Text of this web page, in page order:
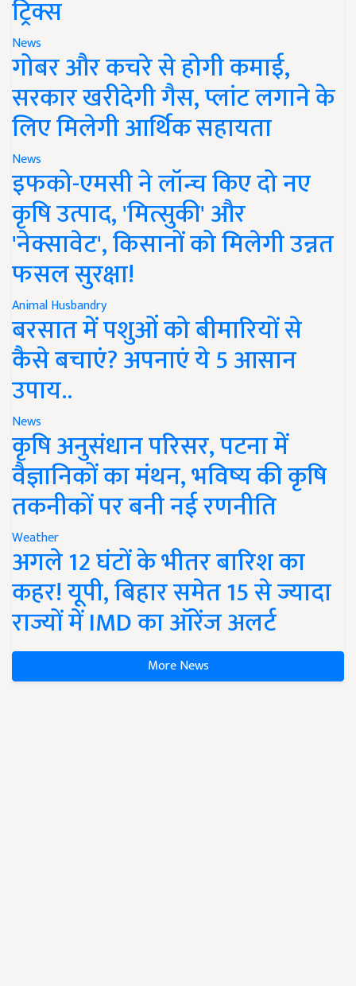
ट्रिक्स
News
गोबर और कचरे से होगी कमाई,
सरकार खरीदेगी गैस, प्लांट लगाने के
लिए मिलेगी आर्थिक सहायता
News
इफको-एमसी ने लॉन्च किए दो नए
कृषि उत्पाद, 'मित्सुकी' और
'नेक्सावेट', किसानों को मिलेगी उन्नत
फसल सुरक्षा!
Animal Husbandry
बरसात में पशुओं को बीमारियों से
कैसे बचाएं? अपनाएं ये 5 आसान
उपाय..
News
कृषि अनुसंधान परिसर, पटना में
वैज्ञानिकों का मंथन, भविष्य की कृषि
तकनीकों पर बनी नई रणनीति
Weather
अगले 12 घंटों के भीतर बारिश का
कहर! यूपी, बिहार समेत 15 से ज्यादा
राज्यों में IMD का ऑरेंज अलर्ट
More News